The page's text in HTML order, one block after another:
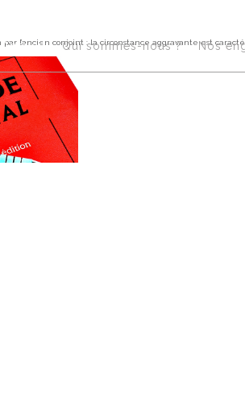
Accueil Qui sommes-nous ? Nos
par l’ancien conjoint : la circonstance aggravante est